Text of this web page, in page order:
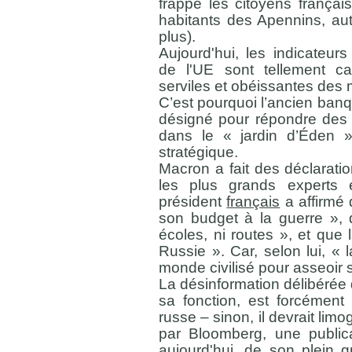
frappé les citoyens
habitants des Apennins,
plus).
Aujourd'hui, les
de l'UE sont tellement
serviles et obéissantes des
C’est pourquoi l’ancien
désigné pour répondre
dans le « jardin d’Éden
stratégique.
Macron a fait des
les plus grands experts
présidentfrançais a affirmé
son budget à la guerre »,
écoles, ni routes », et que
Russie ». Car, selon lui, «
monde civilisé pour asseoir
La désinformation
sa fonction, est
russe – sinon, il devrait
par Bloomberg, une